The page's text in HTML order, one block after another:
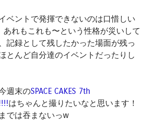
ベントで発揮できないのは口惜しい
あれもこれも〜という性格が災いして
記録として残したかった場面が残っ
とんど自分達のイベントだったりし
週末のSPACE CAKES 7th
はちゃんと撮りたいなと思います！
では吞まないっw